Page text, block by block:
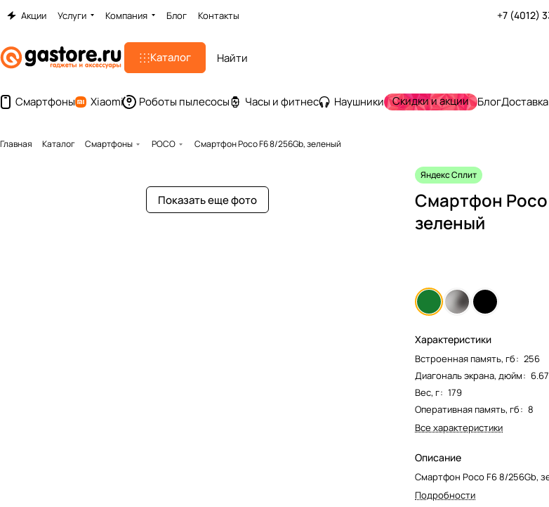
Акции Услуги Компания Блог Контакты +7 (4012)
Каталог
Смартфоны Xiaomi Роботы пылесосы Часы и фитнес Наушники Скидки и акции Блог
Главная Каталог Смартфоны POCO Смартфон Poco F6 8/256Gb, зеленый
Показать еще фото
Яндекс Сплит
Смартфон Poco
зеленый
Характеристики
Встроенная память, гб: 256
Диагональ экрана, дюйм: 6.67
Вес, г: 179
Оперативная память, гб: 8
Все характеристики
Описание
Смартфон Poco F6 8/256Gb,
Подробности